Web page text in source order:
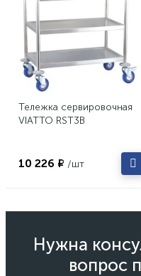
Тележка сервировочная
VIATTO RST3B
10 226 ₽ /шт
Нужна
вопрос